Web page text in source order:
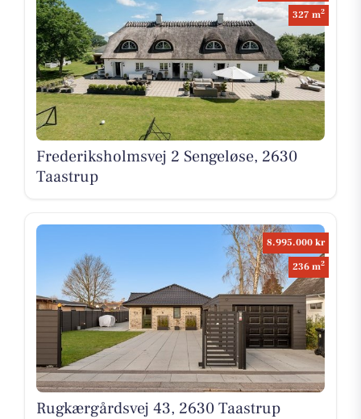
327 m2
Frederiksholmsvej 2 Sengeløse, 2630
Taastrup
8.995.000 kr
236 m2
Rugkærgårdsvej 43, 2630 Taastrup